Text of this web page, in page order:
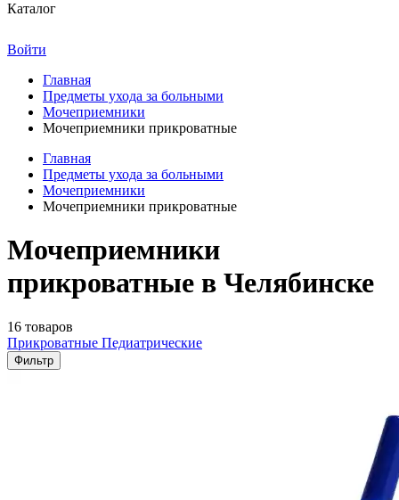
Каталог
Войти
Главная
Предметы ухода за больными
Мочеприемники
Мочеприемники прикроватные
Главная
Предметы ухода за больными
Мочеприемники
Мочеприемники прикроватные
Мочеприемники
прикроватные в Челябинске
16 товаров
Прикроватные Педиатрические
Фильтр